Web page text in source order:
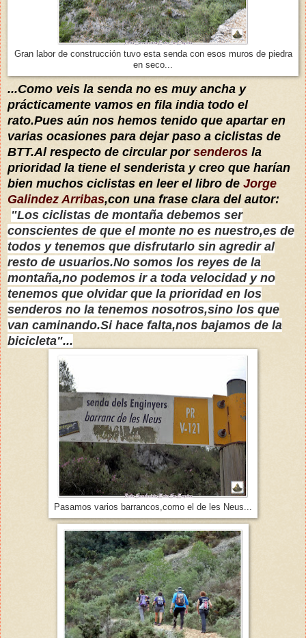
Gran labor de construcción tuvo esta senda con esos muros de piedra
en seco...
...Como veis la senda no es muy ancha y
prácticamente vamos en fila india todo el
rato.Pues aún nos hemos tenido que apartar en
varias ocasiones para dejar paso a ciclistas de
BTT.Al respecto de circular por senderos la
prioridad la tiene el senderista y creo que harían
bien muchos ciclistas en leer el libro de Jorge
Galindez Arribas,con una frase clara del autor:
"Los ciclistas de montaña debemos ser
conscientes de que el monte no es nuestro,es de
todos y tenemos que disfrutarlo sin agredir al
resto de usuarios.No somos los reyes de la
montaña,no podemos ir a toda velocidad y no
tenemos que olvidar que la prioridad en los
senderos no la tenemos nosotros,sino los que
van caminando.Si hace falta,nos bajamos de la
bicicleta"...
Pasamos varios barrancos,como el de les Neus...